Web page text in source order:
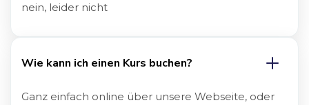
nein, leider nicht
Wie kann ich einen Kurs buchen?
Ganz einfach online über unsere Webseite, oder